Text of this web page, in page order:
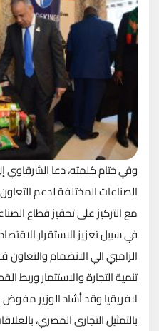
وفي ختام كلمته، دعا
الصناعات المختلفة لدعم
مع التركيز على تحفيز قطاع
في سبيل تعزيز الاستقرار
الزامبي الي الانضمام
تنمية التجارة والاستثمار وربط
لافريقيا وقد أشاد الوزير مفوض
بالتمثيل التجارى المصري،